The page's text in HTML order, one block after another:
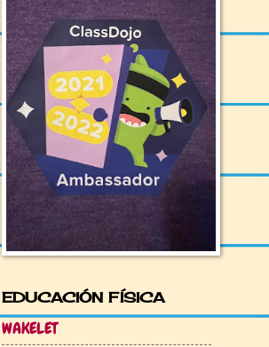
EDUCACIÓN FÍSICA
WAKELET